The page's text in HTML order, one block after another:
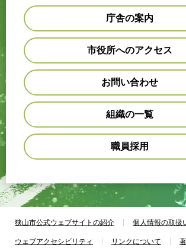
庁舎の案内
市役所へのアクセス
お問い合わせ
組織の一覧
職員採用
狭山市公式ウェブサイトの紹介 個人情報の取扱
ウェブアクセシビリティ リンクについて